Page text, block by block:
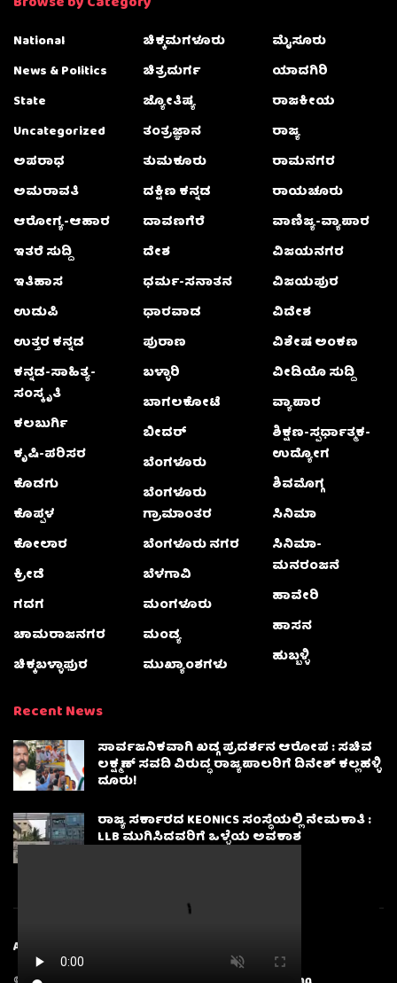
National
News & Politics
State
Uncategorized
ಅಪರಾಧ
ಅಮರಾವತಿ
ಆರೋಗ್ಯ-ಆಹಾರ
ಇತರೆ ಸುದ್ದಿ
ಇತಿಹಾಸ
ಉಡುಪಿ
ಉತ್ತರ ಕನ್ನಡ
ಕನ್ನಡ-ಸಾಹಿತ್ಯ-
ಸಂಸ್ಕೃತಿ
ಕಲಬುರ್ಗಿ
ಕೃಷಿ-ಪರಿಸರ
ಕೊಡಗು
ಕೊಪ್ಪಳ
ಕೋಲಾರ
ಕ್ರೀಡೆ
ಗದಗ
ಚಾಮರಾಜನಗರ
ಚಿಕ್ಕಬಳ್ಳಾಫುರ
ಚಿಕ್ಕಮಗಳೂರು
ಚಿತ್ರದುರ್ಗ
ಜ್ಯೋತಿಷ್ಯ
ತಂತ್ರಜ್ಞಾನ
ತುಮಕೂರು
ದಕ್ಷಿಣ ಕನ್ನಡ
ದಾವಣಗೆರೆ
ದೇಶ
ಧರ್ಮ-ಸನಾತನ
ಧಾರವಾಡ
ಪುರಾಣ
ಬಳ್ಳಾರಿ
ಬಾಗಲಕೋಟೆ
ಬೀದರ್
ಬೆಂಗಳೂರು
ಬೆಂಗಳೂರು
ಗ್ರಾಮಾಂತರ
ಬೆಂಗಳೂರು ನಗರ
ಬೆಳಗಾವಿ
ಮಂಗಳೂರು
ಮಂಡ್ಯ
ಮುಖ್ಯಾಂಶಗಳು
ಮೈಸೂರು
ಯಾದಗಿರಿ
ರಾಜಕೀಯ
ರಾಜ್ಯ
ರಾಮನಗರ
ರಾಯಚೂರು
ವಾಣಿಜ್ಯ-ವ್ಯಾಪಾರ
ವಿಜಯನಗರ
ವಿಜಯಪುರ
ವಿದೇಶ
ವಿಶೇಷ ಅಂಕಣ
ವೀಡಿಯೊ ಸುದ್ದಿ
ವ್ಯಾಪಾರ
ಶಿಕ್ಷಣ-ಸ್ಪರ್ಧಾತ್ಮಕ-
ಉದ್ಯೋಗ
ಶಿವಮೊಗ್ಗ
ಸಿನಿಮಾ
ಸಿನಿಮಾ-
ಮನರಂಜನೆ
ಹಾವೇರಿ
ಹಾಸನ
ಹುಬ್ಬಳ್ಳಿ
Recent News
ಸಾರ್ವಜನಿಕವಾಗಿ ಖಡ್ಗ ಪ್ರದರ್ಶನ ಆರೋಪ : ಸಚಿವ
ಲಕ್ಷ್ಮಣ್‌ ಸವದಿ ವಿರುದ್ಧ ರಾಜ್ಯಪಾಲರಿಗೆ ದಿನೇಶ್‌ ಕಲ್ಲಹಳ್ಳಿ
ದೂರು!
ರಾಜ್ಯ ಸರ್ಕಾರದ KEONICS ಸಂಸ್ಥೆಯಲ್ಲಿ ನೇಮಕಾತಿ :
LLB ಮುಗಿಸಿದವರಿಗೆ ಒಳ್ಳೆಯ ಅವಕಾಶ
About